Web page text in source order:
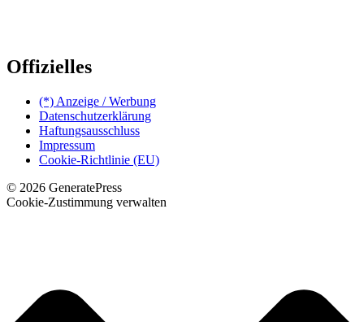
Offizielles
(*) Anzeige / Werbung
Datenschutzerklärung
Haftungsausschluss
Impressum
Cookie-Richtlinie (EU)
© 2026 GeneratePress
Cookie-Zustimmung verwalten